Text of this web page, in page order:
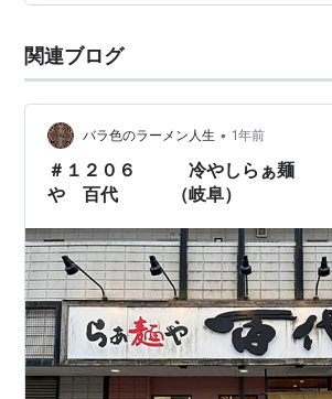
関連ブログ
バラ色のラーメン人生 • 1年前
＃１２０６ 冷やしらぁ麺
や 百代 （岐阜）